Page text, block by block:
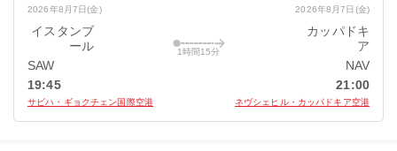
2026年8月7日(金)
イスタンブ
ール
SAW
19:45
サビハ・ギョクチェン国際空港
1時間15分
2026年8月7日(金)
カッパドキ
ア
NAV
21:00
ネヴシェヒル・カッパドキア空港